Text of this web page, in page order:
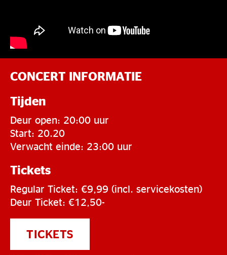
CONCERT INFORMATIE
Tijden
Deur open: 20:00 uur
Start: 20.20
Verwacht einde: 23:00 uur
Tickets
Regular Ticket: €9,99 (incl. servicekosten)
Deur Ticket: €12,50-
TICKETS